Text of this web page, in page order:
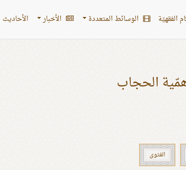
الفقهیّة الوسائط المتعددة الأخبار الأحادیث
الحجاب
الفتوى